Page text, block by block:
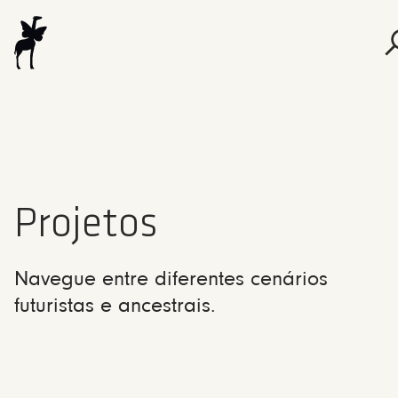
Projetos
Navegue entre diferentes cenários
futuristas e ancestrais.